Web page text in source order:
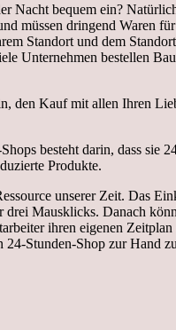
Nacht bequem ein?
müssen dringend Waren
Standort und dem
Unternehmen bestellen
den Kauf mit allen Ihren
besteht darin, dass sie
Produkte.
unserer Zeit. Das
drei Mausklicks. Danach
ihren eigenen
Stunden-Shop zur Hand